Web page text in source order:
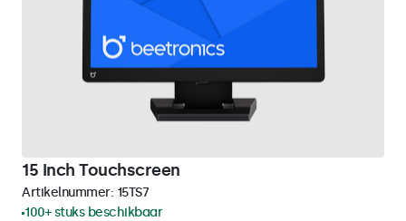
15 Inch Touchscreen
Artikelnummer: 15TS7
100+ stuks beschikbaar